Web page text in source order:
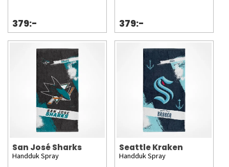
379:- 379:-
San José Sharks
Handduk Spray
Seattle Kraken
Handduk Spray